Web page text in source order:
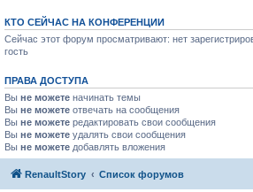
КТО СЕЙЧАС НА КОНФЕРЕНЦИИ
Сейчас этот форум просматривают: нет
гость
ПРАВА ДОСТУПА
Вы не можете начинать темы
Вы не можете отвечать на сообщения
Вы не можете редактировать свои сообщения
Вы не можете удалять свои сообщения
Вы не можете добавлять вложения
RenaultStory Список форумов